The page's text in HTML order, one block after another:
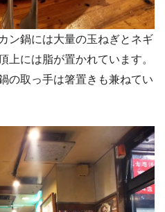
ン鍋には大量の玉ねぎとネギ
上には脂が置かれています。
の取っ手は箸置きも兼ねてい